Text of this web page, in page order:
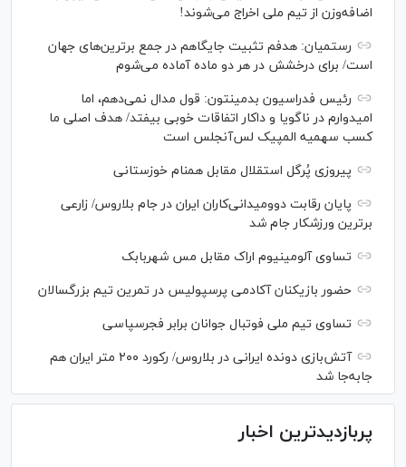
اضافه‌وزن از تیم ملی اخراج می‌شوند!
رستمیان: هدفم تثبیت جایگاهم در جمع برترین‌های جهان
است/ برای درخشش در هر دو ماده آماده می‌شوم
رئیس فدراسیون بدمینتون: قول مدال نمی‌دهم، اما
امیدوارم در ناگویا و داکار اتفاقات خوبی بیفتد/ هدف اصلی ما
کسب سهمیه المپیک لس‌آنجلس است
پیروزی پُرگل استقلال مقابل همنام خوزستانی
پایان رقابت دوومیدانی‌کاران ایران در جام بلاروس/ زارعی
برترین ورزشکار جام شد
تساوی آلومینیوم اراک مقابل مس شهربابک
حضور بازیکنان آکادمی پرسپولیس در تمرین تیم بزرگسالان
تساوی تیم ملی فوتبال جوانان برابر فجرسپاسی
آتش‌بازی دونده ایرانی در بلاروس/ رکورد ۲۰۰ متر ایران هم
جابه‌جا شد
پربازدیدترین اخبار